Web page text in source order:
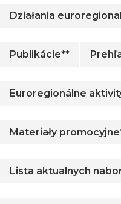
Działania
Publikácie**
Euroregionálne
Materiały
Lista aktualnych